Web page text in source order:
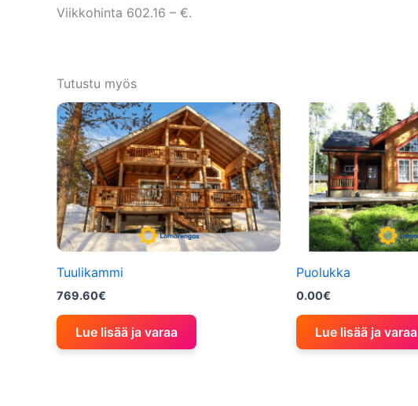
Viikkohinta 602.16 – €.
Tutustu myös
Tuulikammi
769.60€
Lue lisää ja varaa
Puolukka
0.00€
Lue lisää ja varaa